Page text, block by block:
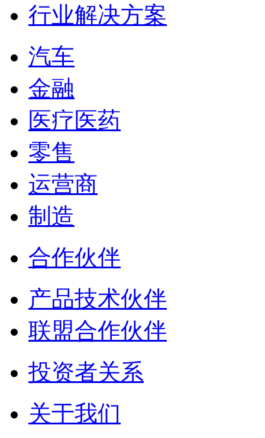
行业解决方案
汽车
金融
医疗医药
零售
运营商
制造
合作伙伴
产品技术伙伴
联盟合作伙伴
投资者关系
关于我们